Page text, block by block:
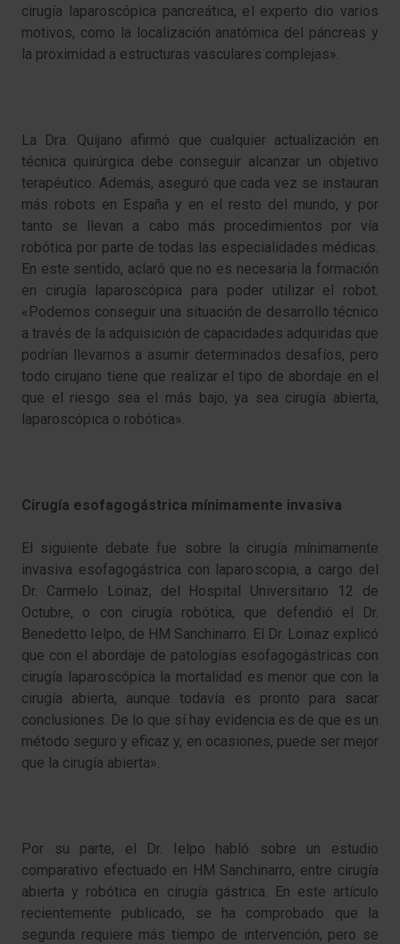
cirugía laparoscópica pancreática, el experto dio varios
motivos, como la localización anatómica del páncreas y
la proximidad a estructuras vasculares complejas».
La Dra. Quijano afirmó que cualquier actualización en
técnica quirúrgica debe conseguir alcanzar un objetivo
terapéutico. Además, aseguró que cada vez se instauran
más robots en España y en el resto del mundo, y por
tanto se llevan a cabo más procedimientos por vía
robótica por parte de todas las especialidades médicas.
En este sentido, aclaró que no es necesaria la formación
en cirugía laparoscópica para poder utilizar el robot.
«Podemos conseguir una situación de desarrollo técnico
a través de la adquisición de capacidades adquiridas que
podrían llevarnos a asumir determinados desafíos, pero
todo cirujano tiene que realizar el tipo de abordaje en el
que el riesgo sea el más bajo, ya sea cirugía abierta,
laparoscópica o robótica».
Cirugía esofagogástrica mínimamente invasiva
El siguiente debate fue sobre la cirugía mínimamente
invasiva esofagogástrica con laparoscopia, a cargo del
Dr. Carmelo Loinaz, del Hospital Universitario 12 de
Octubre, o con cirugía robótica, que defendió el Dr.
Benedetto Ielpo, de HM Sanchinarro. El Dr. Loinaz explicó
que con el abordaje de patologías esofagogástricas con
cirugía laparoscópica la mortalidad es menor que con la
cirugía abierta, aunque todavía es pronto para sacar
conclusiones. De lo que sí hay evidencia es de que es un
método seguro y eficaz y, en ocasiones, puede ser mejor
que la cirugía abierta».
Por su parte, el Dr. Ielpo habló sobre un estudio
comparativo efectuado en HM Sanchinarro, entre cirugía
abierta y robótica en cirugía gástrica. En este artículo
recientemente publicado, se ha comprobado que la
segunda requiere más tiempo de intervención, pero se